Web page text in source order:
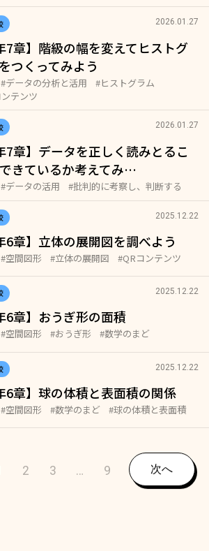
2026.01.27
7章】階級の幅を変えてヒストグ
つくってみよう
#データの分析と活用
#ヒストグラム
テンツ
2026.01.27
7章】データを正しく読みとるこ
きているか考えてみ…
#データの活用 #批判的に考察し、判断する
2025.12.22
6章】立体の展開図を調べよう
#空間図形 #立体の展開図 #QRコンテンツ
2025.12.22
6章】おうぎ形の面積
#空間図形 #おうぎ形 #数学のまど
2025.12.22
6章】球の体積と表面積の関係
#空間図形 #数学のまど #球の体積と表面積
2 3 … 9 次へ